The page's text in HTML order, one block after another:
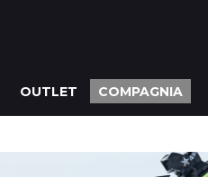
OUTLET COMPAGNIA